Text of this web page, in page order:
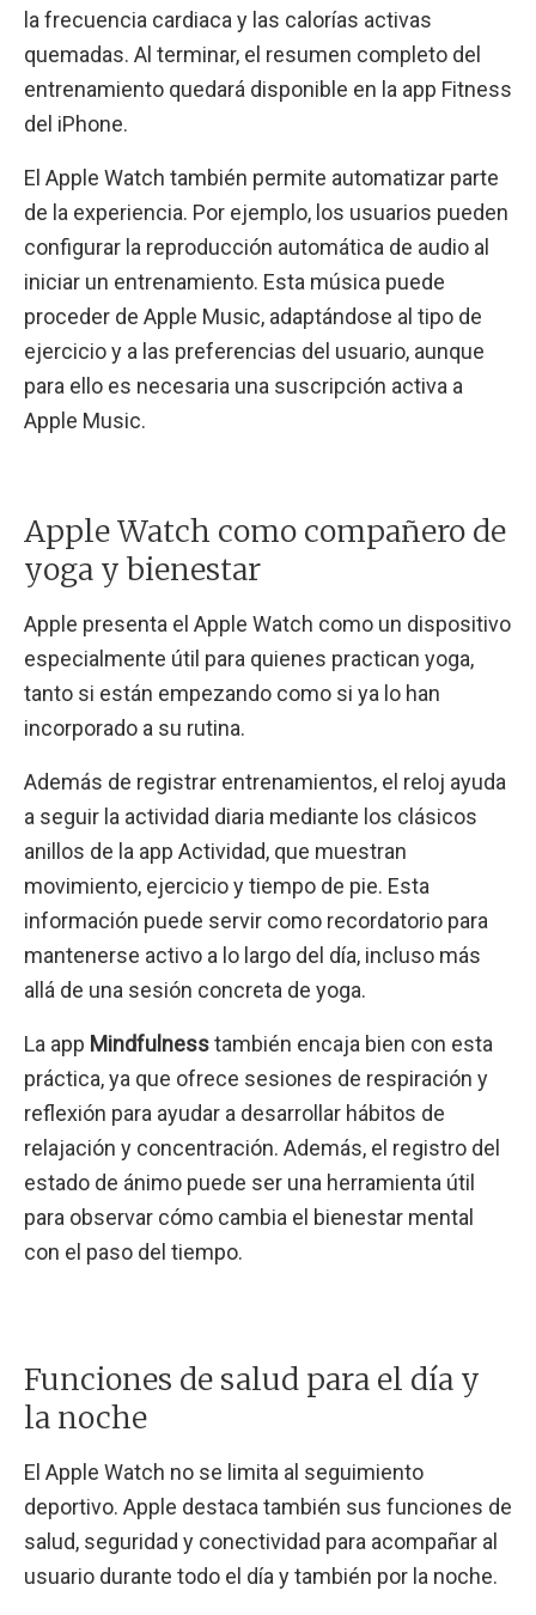
la frecuencia cardiaca y las calorías activas
quemadas. Al terminar, el resumen completo del
entrenamiento quedará disponible en la app Fitness
del iPhone.
El Apple Watch también permite automatizar parte
de la experiencia. Por ejemplo, los usuarios pueden
configurar la reproducción automática de audio al
iniciar un entrenamiento. Esta música puede
proceder de Apple Music, adaptándose al tipo de
ejercicio y a las preferencias del usuario, aunque
para ello es necesaria una suscripción activa a
Apple Music.
Apple Watch como compañero de
yoga y bienestar
Apple presenta el Apple Watch como un dispositivo
especialmente útil para quienes practican yoga,
tanto si están empezando como si ya lo han
incorporado a su rutina.
Además de registrar entrenamientos, el reloj ayuda
a seguir la actividad diaria mediante los clásicos
anillos de la app Actividad, que muestran
movimiento, ejercicio y tiempo de pie. Esta
información puede servir como recordatorio para
mantenerse activo a lo largo del día, incluso más
allá de una sesión concreta de yoga.
La app Mindfulnesstambién encaja bien con esta
práctica, ya que ofrece sesiones de respiración y
reflexión para ayudar a desarrollar hábitos de
relajación y concentración. Además, el registro del
estado de ánimo puede ser una herramienta útil
para observar cómo cambia el bienestar mental
con el paso del tiempo.
Funciones de salud para el día y
la noche
El Apple Watch no se limita al seguimiento
deportivo. Apple destaca también sus funciones de
salud, seguridad y conectividad para acompañar al
usuario durante todo el día y también por la noche.